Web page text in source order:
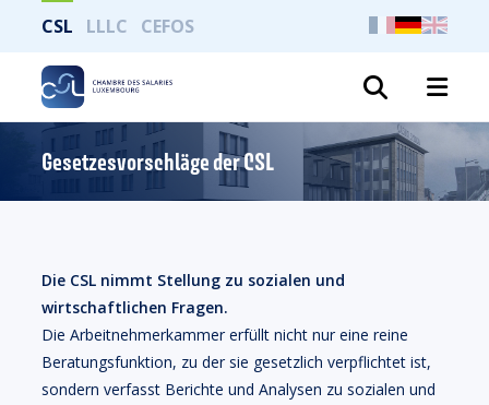
CSL LLLC CEFOS
Gesetzesvorschläge der CSL
Die CSL nimmt Stellung zu sozialen und
wirtschaftlichen Fragen.
Die Arbeitnehmerkammer erfüllt nicht nur eine reine
Beratungsfunktion, zu der sie gesetzlich verpflichtet ist,
sondern verfasst Berichte und Analysen zu sozialen und